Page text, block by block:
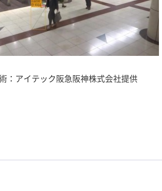
：アイテック阪急阪神株式会社提供